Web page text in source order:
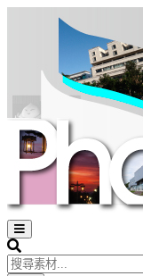
Open
sidebar
Search